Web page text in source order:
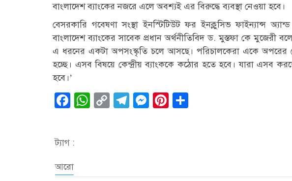
বাংলাদেশ ব্যাংকের নজরে এলে অবশ্যই এর বিরুদ্ধে ব্যবস্থা নেওয়া হবে।
বেসরকারি গবেষণা সংস্থা ইনস্টিটিউট ফর ইনক্লুসিভ ফাইন্যান্স
বাংলাদেশ ব্যাংকের সাবেক প্রধান অর্থনীতিবিদ ড. মুস্তফা কে মুজেরী
এ ধরনের একটা অপসংস্কৃতি চলে আসছে। পরিচালকেরা একে অপরের
হচ্ছে। এসব বিষয়ে কেন্দ্রীয় ব্যাংককে কঠোর হতে হবে। যারা এসব
হবে।’
Facebook
WhatsApp
CopyTelegram
Messenger
Pinterest
ট্যাগ :
আরো